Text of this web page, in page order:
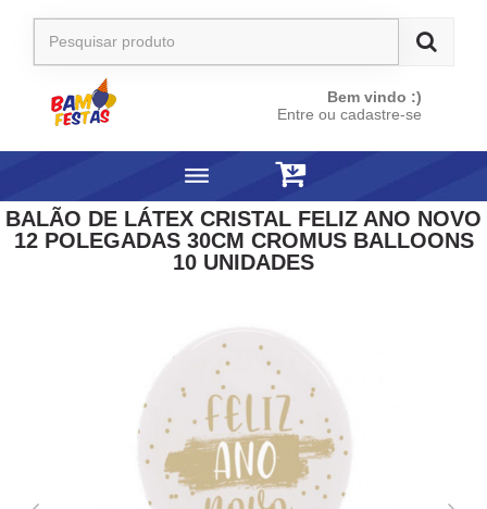
Bem vindo :)
Entre ou cadastre-se
BALÃO DE LÁTEX CRISTAL FELIZ ANO NOVO
12 POLEGADAS 30CM CROMUS BALLOONS
10 UNIDADES